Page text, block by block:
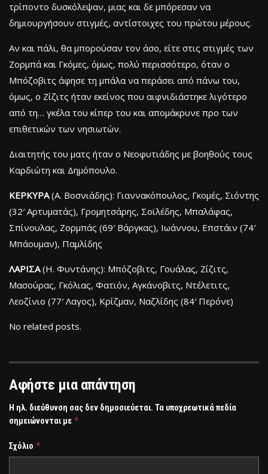
τρίποντο δυσκόλεψαν, μιας και δε μπόρεσαν να
δημιουργήσουν στιγμές, αντίστοιχες του πρώτου μέρους.
Αν και πάλι, θα μπορούσαν τον άσο, είτε στις στιγμές των
Ζορμπά και Γκόμες, όμως, πολύ περισσότερο, όταν ο
Μπόζοβιτς άφησε τη μπάλα να περάσει από πάνω του,
όμως, ο Ζίζιτς ήταν εκείνος που αιφνιδιάστηκε λιγότερο
από τη… γκέλα του κίπερ του και απομάκρυνε προ των
επιθετικών των νησιωτών.
Διαιτητής του ματς ήταν ο Νεοφυτιάδης με βοηθούς τους
Καρδιώτη και Δημόπουλο.
ΚΕΡΚΥΡΑ(Α. Βοσνιάδης): Γιαννακόπουλος, Γκομές, Σιόντης
(32′ Αρτυματάς), Γρομητσάρης, Σοϊλέδης, Μπαλάφας,
Σπίνουλας, Ζορμπάς (69′ Βάργκας), Ιωάννου, Επστάιν (74′
Μπάουμαν), Παμλίδης
ΛΑΡΙΣΑ(H. Φυντάνης): Μπόζοβιτς, Γουάλας, Ζίζιτς,
Μασούρας, Γκόλιας, Φατιόν, Αγκάνοβιτς, Ντέλετιτς,
Λεοζίνιο (77′ Λαγος), Κρίζμαν, Ναζλίδης (84′ Περόνε)
No related posts.
Αφήστε μια απάντηση
Η ηλ. διεύθυνση σας δεν δημοσιεύεται. Τα υποχρεωτικά πεδία
σημειώνονται με *
Σχόλιο *